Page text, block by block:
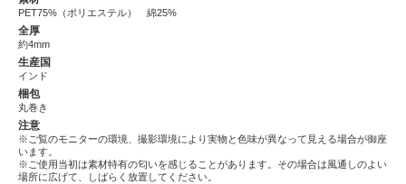
PET75%（ポリエステル） 綿25%
全厚
約4mm
生産国
インド
梱包
丸巻き
注意
※ご覧のモニターの環境、撮影環境により実物と色味が異なって見える場合が御座
います。
※ご使用当初は素材特有の匂いを感じることがあります。その場合は風通しのよい
場所に広げて、しばらく放置してください。